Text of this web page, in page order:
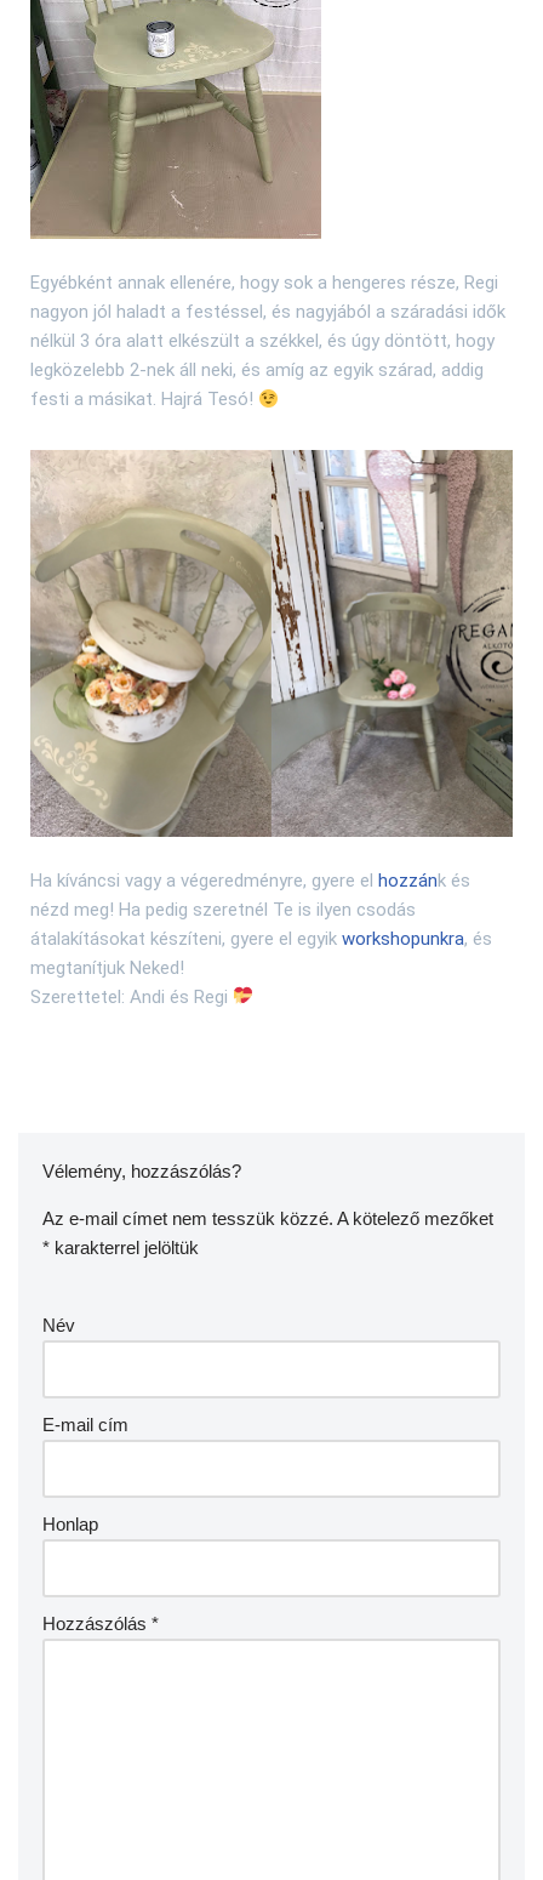
Egyébként annak ellenére, hogy sok a hengeres része, Regi
nagyon jól haladt a festéssel, és nagyjából a száradási idők
nélkül 3 óra alatt elkészült a székkel, és úgy döntött, hogy
legközelebb 2-nek áll neki, és amíg az egyik szárad, addig
festi a másikat. Hajrá Tesó!
Ha kíváncsi vagy a végeredményre, gyere el hozzánk és
nézd meg! Ha pedig szeretnél Te is ilyen csodás
átalakításokat készíteni, gyere el egyik workshopunkra, és
megtanítjuk Neked!
Szerettetel: Andi és Regi
Vélemény, hozzászólás?
Az e-mail címet nem tesszük közzé. A kötelező mezőket
* karakterrel jelöltük
Név
E-mail cím
Honlap
Hozzászólás *